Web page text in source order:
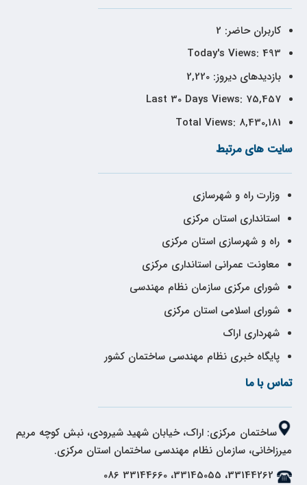
کاربران حاضر: 2
Today's Views: 493
بازدیدهای دیروز:2,220
Last 30 Days Views: 75,457
Total Views: 8,430,181
سایت های مرتبط
وزارت راه و شهرسازی
استانداری استان مرکزی
راه و شهرسازی استان مرکزی
معاونت عمرانی استانداری مرکزی
شورای مرکزی سازمان نظام مهندسی
شورای اسلامی استان مرکزی
شهرداری اراک
پایگاه خبری نظام مهندسی ساختمان کشور
تماس با ما
ساختمان مرکزی: اراک، خیابان شهید شیرودی، نبش کوچه مریم
میرزاخانی، سازمان نظام مهندسی ساختمان استان مرکزی.
33144262، 33145055، 33144660 086